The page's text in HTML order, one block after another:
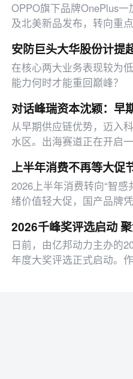
OPPO旗下品牌OnePlus
及北美新品发布，转向重
缺货，平板电脑与智能手
在核心两大业务表现较为
能力何时才能重回巅峰？
从早期供应链优势，迈入
水区。出海赛道正在开启
2026上半年消费转向“智
绪价值轻大促，国产品牌
日前，由亿邦动力主办的
年度大奖评选正式启动。